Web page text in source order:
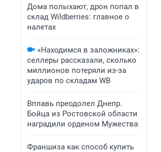
Дома полыхают, дрон попал в
склад Wildberries: главное о
налетах
«Находимся в заложниках»:
селлеры рассказали, сколько
миллионов потеряли из-за
ударов по складам WB
Вплавь преодолел Днепр.
Бойца из Ростовской области
наградили орденом Мужества
Франшиза как способ купить